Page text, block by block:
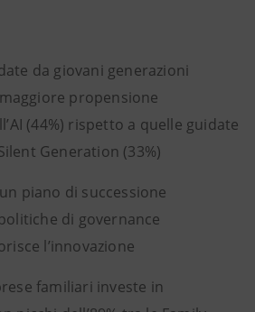
da giovani generazioni
propensione
(44%) rispetto a quelle guidate
Generation (33%)
piano di successione
di governance
l’innovazione
familiari investe in